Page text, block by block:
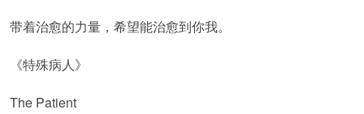
带着治愈的力量，希望能治愈到你我。
《特殊病人》
The Patient